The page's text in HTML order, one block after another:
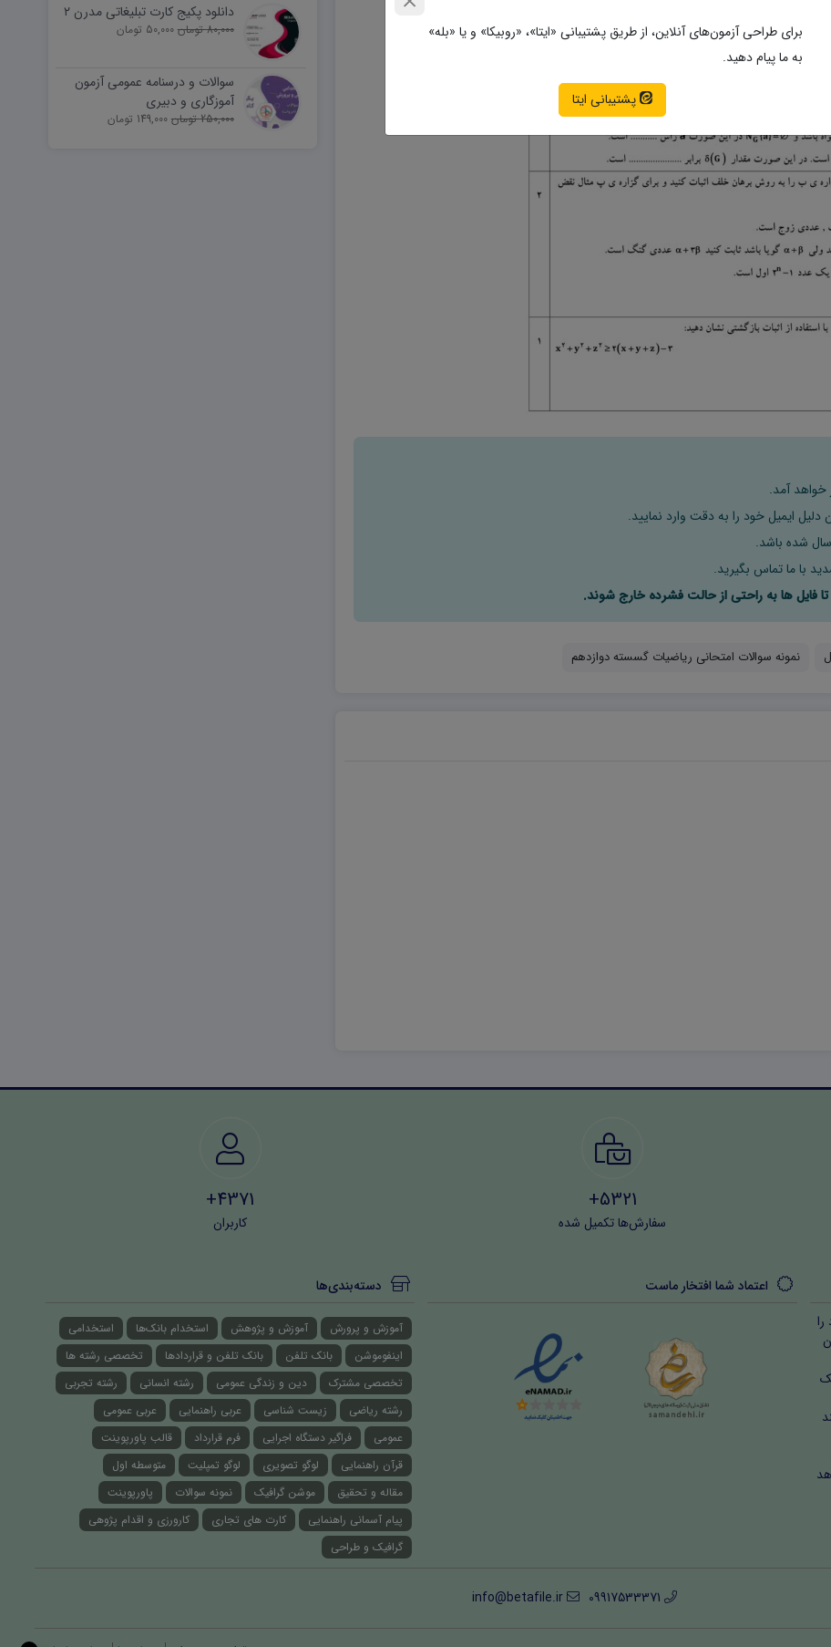
خواهد آمد.
ایمیل خود را به دقت وارد نمایید.
با ما تماس بگیرید.
نمونه سوالات امتحانی ریاضیات گسسته دوازدهم
دانلود پکیج کارت تبلیغاتی مدرن ۲
80,000 تومان 50,000 تومان
سوالات و درسنامه عمومی آزمون
آموزگاری و دبیری
250,000 تومان 149,000 تومان
5321+
سفارش‌ها تکمیل شده
4371+
کاربران
اعتماد شما افتخار ماست دسته‌بندی‌ها
آموزش و پرورش آموزش و پژوهش استخدام بانک‌ها
استخدامی
اینفوموشن
بانک تلفن بانک تلفن و قراردادها
تخصصی رشته ها
تخصصی مشترک
دین و زندگی عمومی رشته انسانی
رشته تجربی
رشته ریاضی
زیست شناسی عربی راهنمایی
عربی عمومی
عمومی
فراگیر دستگاه اجرایی فرم قرارداد
قالب پاورپوینت
قرآن راهنمایی
لوگو تصویری لوگو تمپلیت
متوسطه اول
مقاله و تحقیق
موشن گرافیک نمونه سوالات
پاورپوینت
پیام آسمانی راهنمایی
کارت های تجاری
کارورزی و اقدام پژوهی
گرافیک و طراحی
09917533371
info@betafile.ir
برای طراحی آزمون‌های آنلاین، از طریق پشتیبانی «ایتا»، «روبیکا» و یا «بله»
به ما پیام دهید.
پشتیبانی ایتا